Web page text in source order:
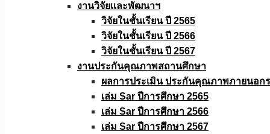
งานวิจัยเเละพัฒนาฯ
วิจัยในชั้นเรียน ปี 2565
วิจัยในชั้นเรียน ปี 2566
วิจัยในชั้นเรียน ปี 2567
งานประกันคุณภาพสถานศึกษา
ผลการประเมิน ประกันคุณภาพภายนอก
เล่ม Sar ปีการศึกษา 2565
เล่ม Sar ปีการศึกษา 2566
เล่ม Sar ปีการศึกษา 2567